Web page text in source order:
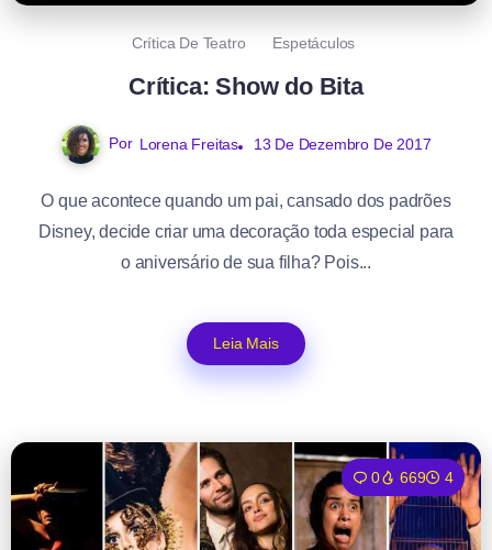
Crítica De Teatro Espetáculos
Crítica: Show do Bita
Por Lorena Freitas 13 De Dezembro De 2017
O que acontece quando um pai, cansado dos padrões
Disney, decide criar uma decoração toda especial para
o aniversário de sua filha? Pois...
Leia Mais
0 669 4